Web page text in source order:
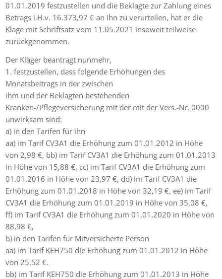
01.01.2019 festzustellen und die Beklagte zur Zahlung eines
Betrags i.H.v. 16.373,97 € an ihn zu verurteilen, hat er die
Klage mit Schriftsatz vom 11.05.2021 insoweit teilweise
zurückgenommen.
Der Kläger beantragt nunmehr,
1. festzustellen, dass folgende Erhöhungen des
Monatsbeitrags in der zwischen
ihm und der Beklagten bestehenden
Kranken-/Pflegeversicherung mit der mit der Vers.-Nr. 0000
unwirksam sind:
a) in den Tarifen für ihn
aa) im Tarif CV3A1 die Erhöhung zum 01.01.2012 in Höhe
von 2,98 €, bb) im Tarif CV3A1 die Erhöhung zum 01.01.2013
in Höhe von 15,88 €, cc) im Tarif CV3A1 die Erhöhung zum
01.01.2016 in Höhe von 23,97 €, dd) im Tarif CV3A1 die
Erhöhung zum 01.01.2018 in Höhe von 32,19 €, ee) im Tarif
CV3A1 die Erhöhung zum 01.01.2019 in Höhe von 35,08 €,
ff) im Tarif CV3A1 die Erhöhung zum 01.01.2020 in Höhe von
88,98 €,
b) in den Tarifen für Mitversicherte Person
aa) im Tarif KEH750 die Erhöhung zum 01.01.2012 in Höhe
von 25,52 €.
bb) im Tarif KEH750 die Erhöhung zum 01.01.2013 in Höhe